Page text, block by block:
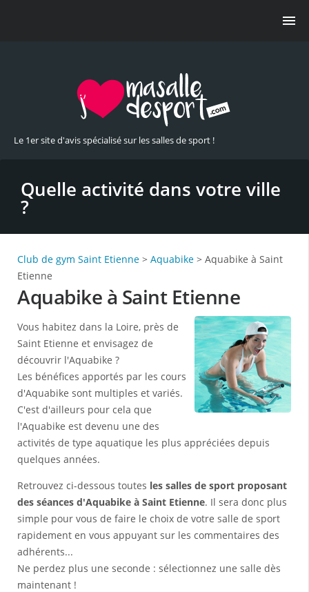
Le 1er site d'avis spécialisé sur les salles de sport !
Quelle activité dans votre ville
?
Club de gym Saint Etienne > Aquabike > Aquabike à Saint
Etienne
Aquabike à Saint Etienne
Vous habitez dans la Loire, près de
Saint Etienne et envisagez de
découvrir l'Aquabike ?
Les bénéfices apportés par les cours
d'Aquabike sont multiples et variés.
C'est d'ailleurs pour cela que
l'Aquabike est devenu une des
activités de type aquatique les plus appréciées depuis
quelques années.
Retrouvez ci-dessous toutes les salles de sport proposant
des séances d'Aquabike à Saint Etienne. Il sera donc plus
simple pour vous de faire le choix de votre salle de sport
rapidement en vous appuyant sur les commentaires des
adhérents...
Ne perdez plus une seconde : sélectionnez une salle dès
maintenant !